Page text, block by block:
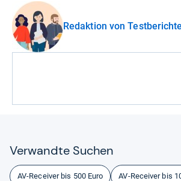
Redaktion von
Ver­wandte Suchen
AV-Receiver bis 500 Euro AV-Receiver bis